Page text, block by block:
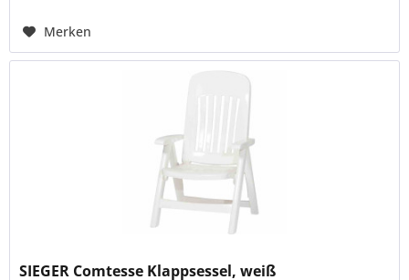
Merken
SIEGER Comtesse Klappsessel, weiß